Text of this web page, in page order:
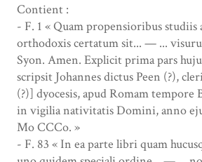
Contient :
- F. 1 « Quam propensioribus
orthodoxis certatum sit... — ...
Syon. Amen. Explicit prima pars
scripsit Johannes dictus Peen (?),
(?)] dyocesis, apud Romam
in vigilia nativitatis Domini, anno
Mo CCCo. »
- F. 83 « In ea parte libri quam